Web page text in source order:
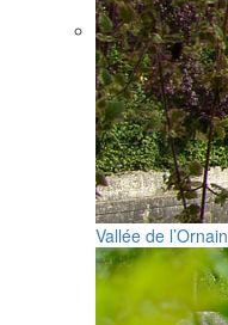
Vallée de l’Ornain